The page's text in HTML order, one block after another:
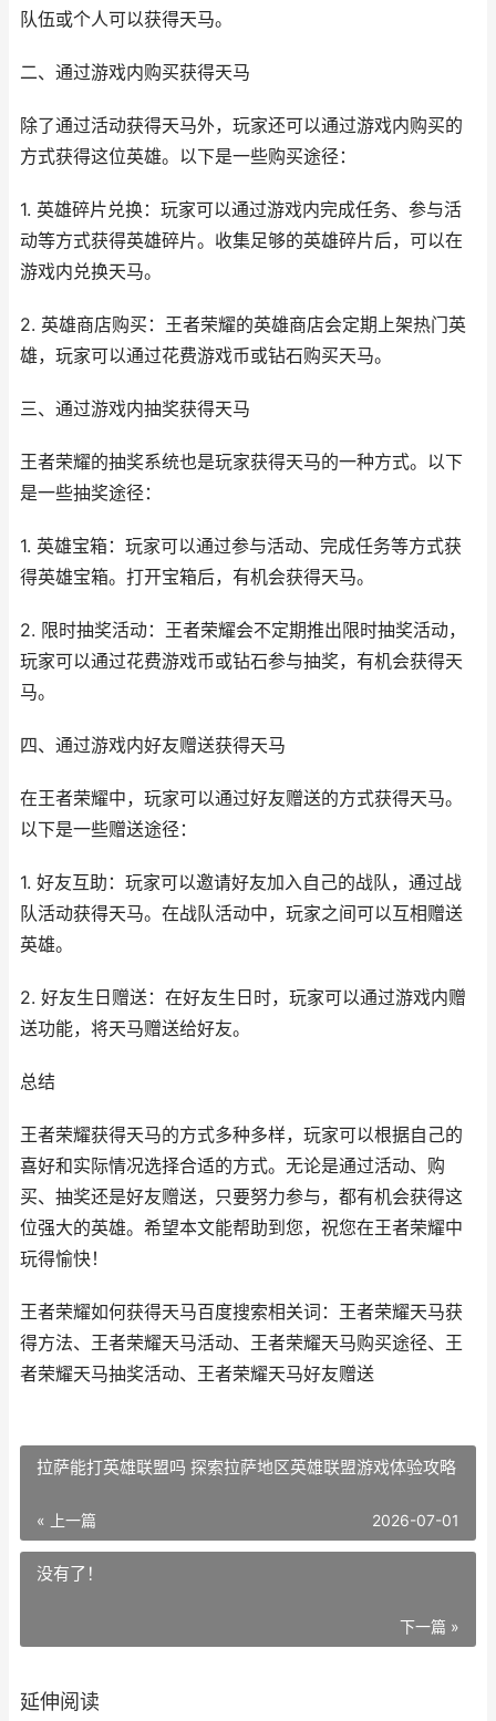
队伍或个人可以获得天马。
二、通过游戏内购买获得天马
除了通过活动获得天马外，玩家还可以通过游戏内购买的
方式获得这位英雄。以下是一些购买途径：
1. 英雄碎片兑换：玩家可以通过游戏内完成任务、参与活
动等方式获得英雄碎片。收集足够的英雄碎片后，可以在
游戏内兑换天马。
2. 英雄商店购买：王者荣耀的英雄商店会定期上架热门英
雄，玩家可以通过花费游戏币或钻石购买天马。
三、通过游戏内抽奖获得天马
王者荣耀的抽奖系统也是玩家获得天马的一种方式。以下
是一些抽奖途径：
1. 英雄宝箱：玩家可以通过参与活动、完成任务等方式获
得英雄宝箱。打开宝箱后，有机会获得天马。
2. 限时抽奖活动：王者荣耀会不定期推出限时抽奖活动，
玩家可以通过花费游戏币或钻石参与抽奖，有机会获得天
马。
四、通过游戏内好友赠送获得天马
在王者荣耀中，玩家可以通过好友赠送的方式获得天马。
以下是一些赠送途径：
1. 好友互助：玩家可以邀请好友加入自己的战队，通过战
队活动获得天马。在战队活动中，玩家之间可以互相赠送
英雄。
2. 好友生日赠送：在好友生日时，玩家可以通过游戏内赠
送功能，将天马赠送给好友。
总结
王者荣耀获得天马的方式多种多样，玩家可以根据自己的
喜好和实际情况选择合适的方式。无论是通过活动、购
买、抽奖还是好友赠送，只要努力参与，都有机会获得这
位强大的英雄。希望本文能帮助到您，祝您在王者荣耀中
玩得愉快！
王者荣耀如何获得天马百度搜索相关词：王者荣耀天马获
得方法、王者荣耀天马活动、王者荣耀天马购买途径、王
者荣耀天马抽奖活动、王者荣耀天马好友赠送
拉萨能打英雄联盟吗 探索拉萨地区英雄联盟游戏体验攻略
« 上一篇 2026-07-01
没有了！
下一篇 »
延伸阅读